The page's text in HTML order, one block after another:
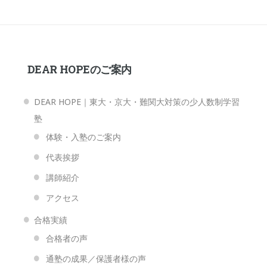
DEAR HOPEのご案内
DEAR HOPE｜東大・京大・難関大対策の少人数制学習
塾
体験・入塾のご案内
代表挨拶
講師紹介
アクセス
合格実績
合格者の声
通塾の成果／保護者様の声